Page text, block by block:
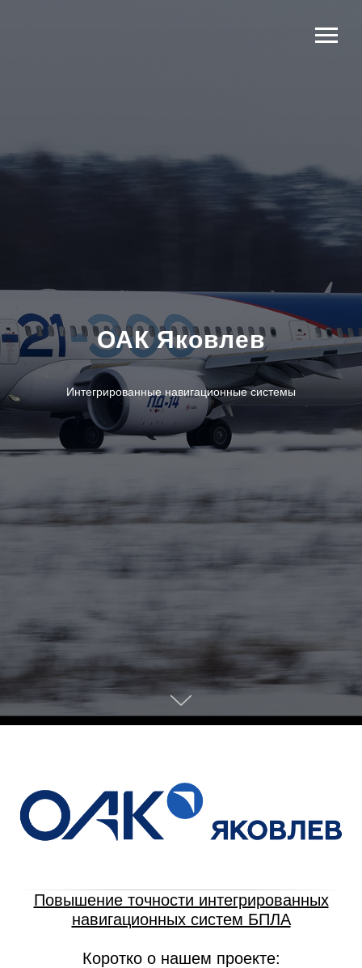
ОАК Яковлев
Интегрированные навигационные системы
Повышение точности интегрированных
навигационных систем БПЛА
Коротко о нашем проекте: